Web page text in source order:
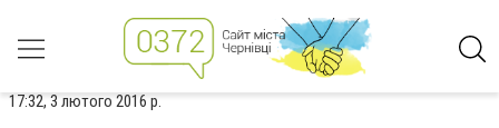
17:32, 3 лютого 2016 р.